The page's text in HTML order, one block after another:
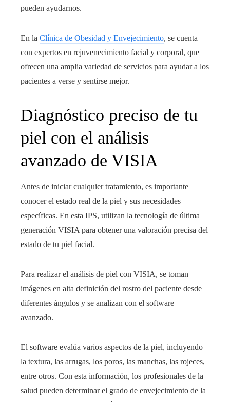
pueden ayudarnos.
En la Clínica de Obesidad y Envejecimiento, se cuenta
con expertos en rejuvenecimiento facial y corporal, que
ofrecen una amplia variedad de servicios para ayudar a los
pacientes a verse y sentirse mejor.
Diagnóstico preciso de tu
piel con el análisis
avanzado de VISIA
Antes de iniciar cualquier tratamiento, es importante
conocer el estado real de la piel y sus necesidades
específicas. En esta IPS, utilizan la tecnología de última
generación VISIA para obtener una valoración precisa del
estado de tu piel facial.
Para realizar el análisis de piel con VISIA, se toman
imágenes en alta definición del rostro del paciente desde
diferentes ángulos y se analizan con el software
avanzado.
El software evalúa varios aspectos de la piel, incluyendo
la textura, las arrugas, los poros, las manchas, las rojeces,
entre otros. Con esta información, los profesionales de la
salud pueden determinar el grado de envejecimiento de la